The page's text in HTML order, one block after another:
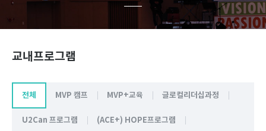
교내프로그램
전체 MVP 캠프 MVP+교육 글로컬리더십과정
U2Can 프로그램 (ACE+) HOPE프로그램